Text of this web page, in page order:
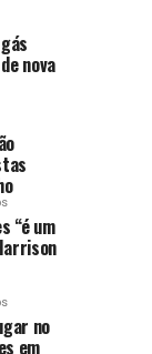
nova
“é um
no
em